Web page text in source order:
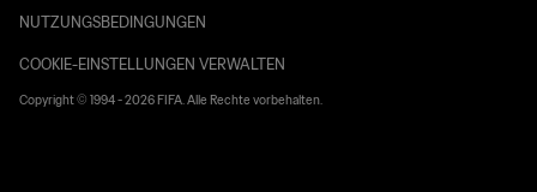
NUTZUNGSBEDINGUNGEN
COOKIE-EINSTELLUNGEN VERWALTEN
Copyright © 1994 - 2026 FIFA. Alle Rechte vorbehalten.